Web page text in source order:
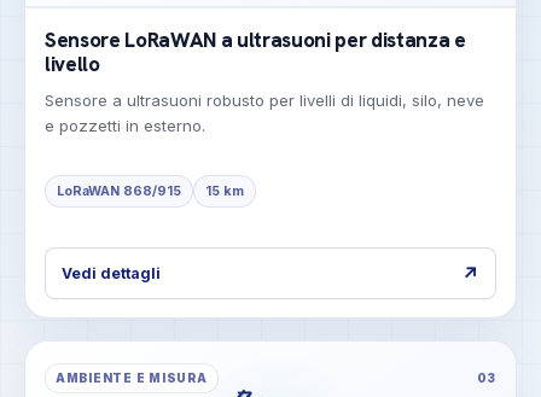
Sensore LoRaWAN a ultrasuoni per distanza e
livello
Sensore a ultrasuoni robusto per livelli di liquidi, silo, neve
e pozzetti in esterno.
LoRaWAN 868/915 15 km
Vedi dettagli ↗
AMBIENTE E MISURA 03